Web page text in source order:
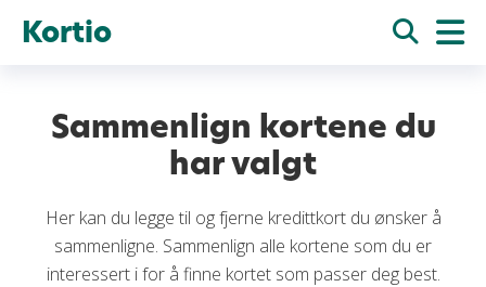
Kortio
Sammenlign kortene du
har valgt
Her kan du legge til og fjerne kredittkort du ønsker å
sammenligne. Sammenlign alle kortene som du er
interessert i for å finne kortet som passer deg best.